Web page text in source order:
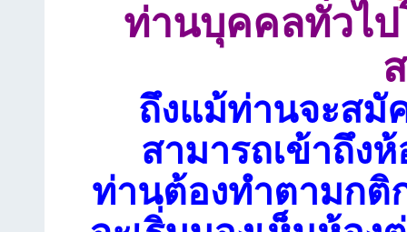
ท่านบุคคลทั่วไ
ถึงแม้ท่านจะสมั
สามารถเข้าถึง
ท่านต้องทำตามกติ